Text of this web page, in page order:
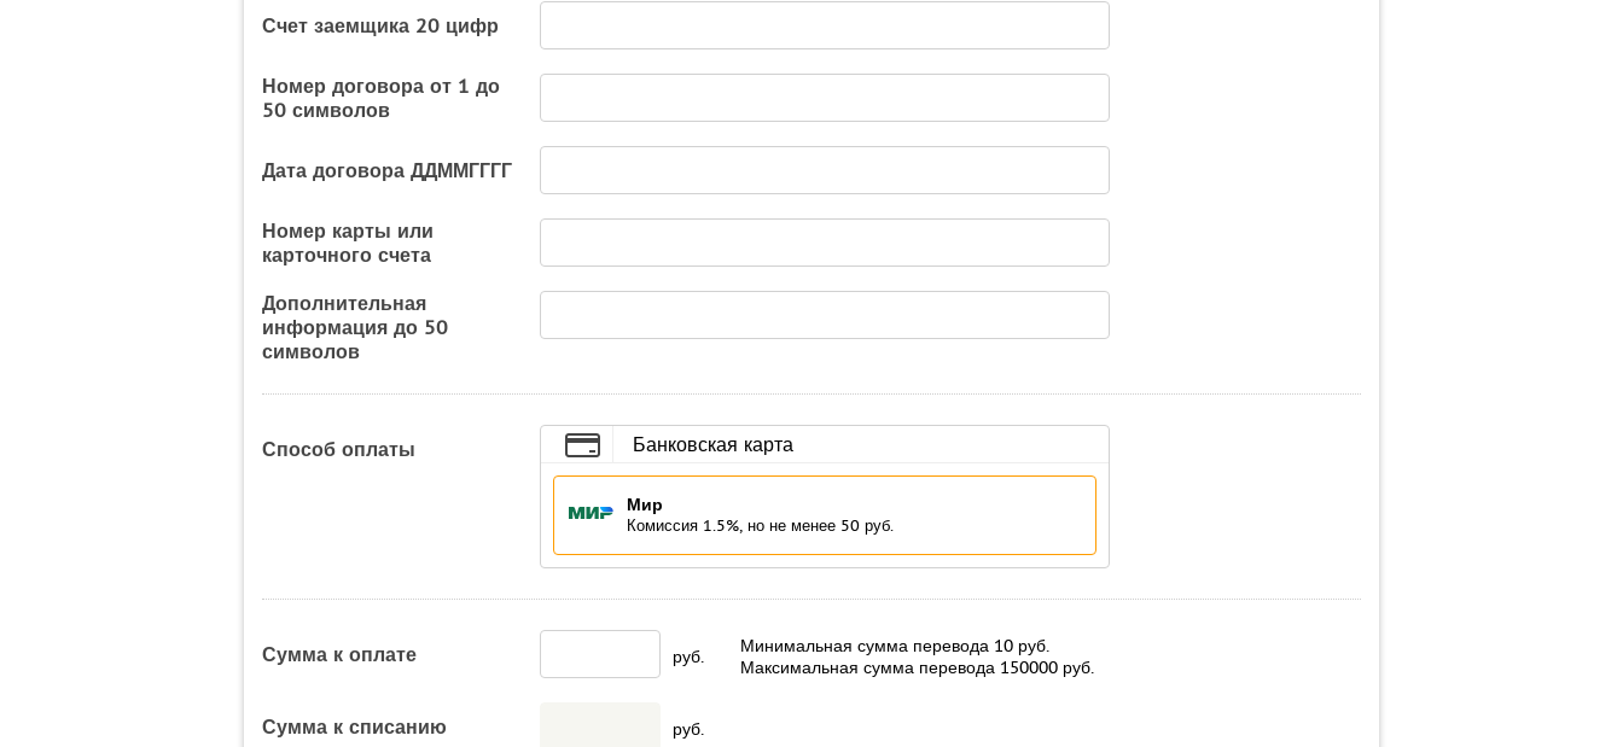
Счет заемщика 20 цифр
Номер договора от 1 до
50 символов
Дата договора ДДММГГГГ
Номер карты или
карточного счета
Дополнительная
информация до 50
символов
Способ оплаты Банковская карта
Мир
Комиссия 1.5%, но не менее 50 руб.
Сумма к оплате руб. Минимальная сумма перевода 10 руб.
Максимальная сумма перевода 150000 руб.
Сумма к списанию руб.